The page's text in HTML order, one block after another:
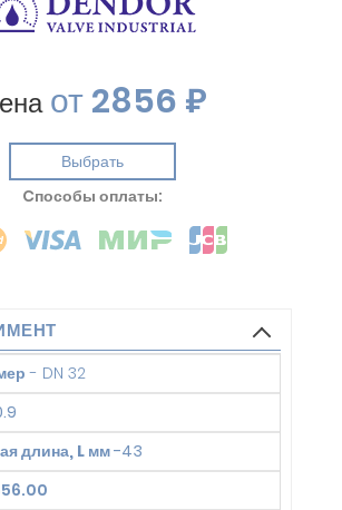
от2856 ₽
Выбрать
Cпособы оплаты:
- DN 32
длина, L мм-43